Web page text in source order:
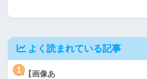
よく読まれている記事
1